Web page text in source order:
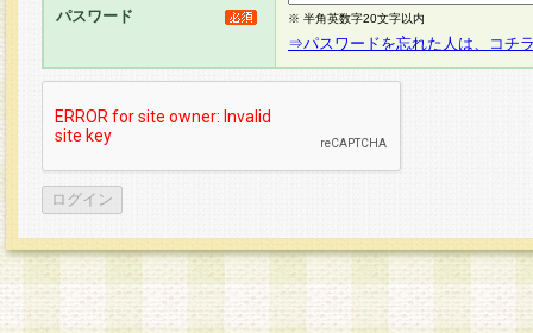
パスワード ※ 半角英数字20文字以内
⇒パスワードを忘れた人は、コチ